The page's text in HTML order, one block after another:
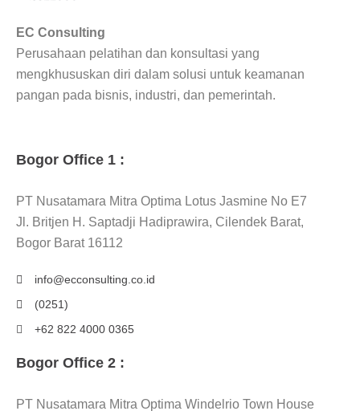
EC Consulting
Perusahaan pelatihan dan konsultasi yang
mengkhususkan diri dalam solusi untuk keamanan
pangan pada bisnis, industri, dan pemerintah.
Bogor Office 1 :
PT Nusatamara Mitra Optima Lotus Jasmine No E7
Jl. Britjen H. Saptadji Hadiprawira, Cilendek Barat,
Bogor Barat 16112
info@ecconsulting.co.id
(0251)
+62 822 4000 0365
Bogor Office 2 :
PT Nusatamara Mitra Optima Windelrio Town House